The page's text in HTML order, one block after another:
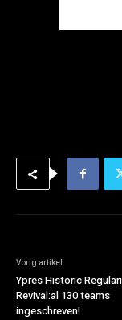
Vorig artikel
Ypres Historic
Revival:al 130 teams
ingeschreven!